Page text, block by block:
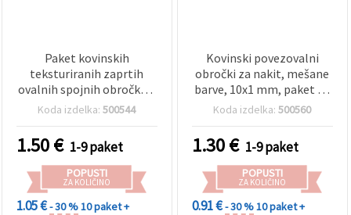
Paket kovinskih
teksturiranih zaprtih
ovalnih spojnih obročkov,
14×18×1 mm, zlata barva
Koda izdelka:500544
1.50€ 1-9 paket
POPUSTI
ZA KOLIČINO
1.05 €- 30 %10 paket +
Kovinski povezovalni
obročki za nakit, mešane
barve, 10x1 mm, paket 50
kos.
Koda izdelka:500560
1.30€ 1-9 paket
POPUSTI
ZA KOLIČINO
0.91 €- 30 %10 paket +